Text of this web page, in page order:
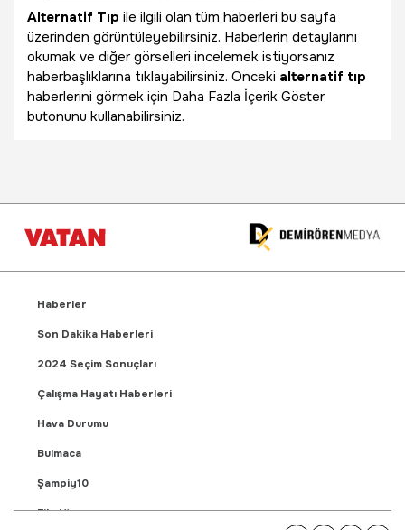
Alternatif Tıp ile ilgili olan tüm haberleri bu sayfa
üzerinden görüntüleyebilirsiniz. Haberlerin detaylarını
okumak ve diğer görselleri incelemek istiyorsanız
haberbaşlıklarına tıklayabilirsiniz. Önceki alternatif tıp
haberlerini görmek için Daha Fazla İçerik Göster
butonunu kullanabilirsiniz.
Haberler
Son Dakika Haberleri
2024 Seçim Sonuçları
Çalışma Hayatı Haberleri
Hava Durumu
Bulmaca
Şampiy10
Fikstür